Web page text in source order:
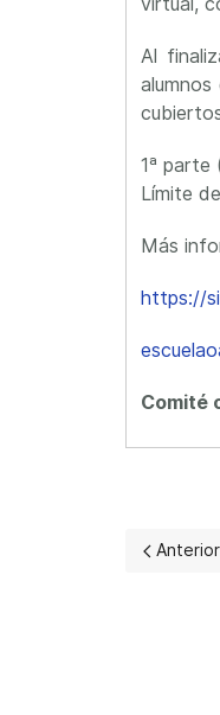
Al
1ª parte
Límite
Más
https://
Comité
Artículo
Anterior